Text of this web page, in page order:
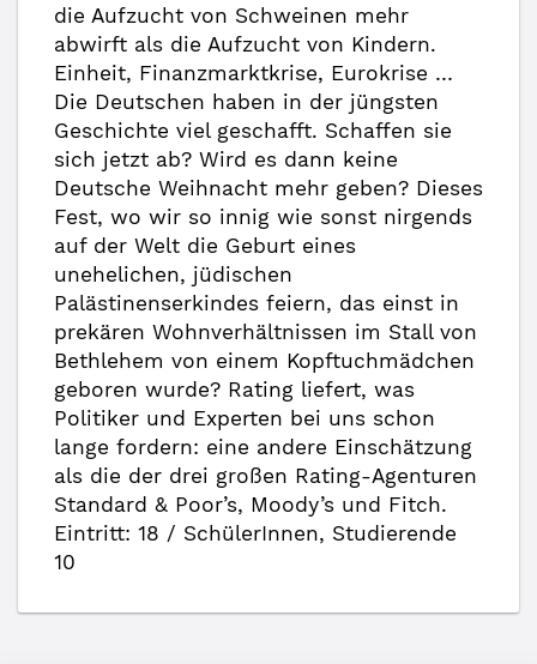
die Aufzucht von Schweinen mehr
abwirft als die Aufzucht von Kindern.
Einheit, Finanzmarktkrise, Eurokrise …
Die Deutschen haben in der jüngsten
Geschichte viel geschafft. Schaffen sie
sich jetzt ab? Wird es dann keine
Deutsche Weihnacht mehr geben? Dieses
Fest, wo wir so innig wie sonst nirgends
auf der Welt die Geburt eines
unehelichen, jüdischen
Palästinenserkindes feiern, das einst in
prekären Wohnverhältnissen im Stall von
Bethlehem von einem Kopftuchmädchen
geboren wurde? Rating liefert, was
Politiker und Experten bei uns schon
lange fordern: eine andere Einschätzung
als die der drei großen Rating-Agenturen
Standard & Poor’s, Moody’s und Fitch.
Eintritt: 18 / SchülerInnen, Studierende
10